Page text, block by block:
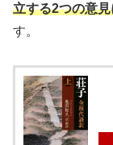
立する2つの意
す。